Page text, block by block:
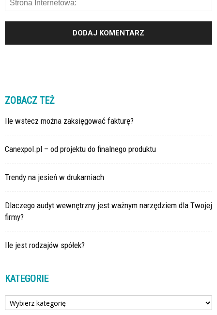
ZOBACZ TEŻ
Ile wstecz można zaksięgować fakturę?
Canexpol.pl – od projektu do finalnego produktu
Trendy na jesień w drukarniach
Dlaczego audyt wewnętrzny jest ważnym narzędziem dla Twojej
firmy?
Ile jest rodzajów spółek?
KATEGORIE
Kategorie